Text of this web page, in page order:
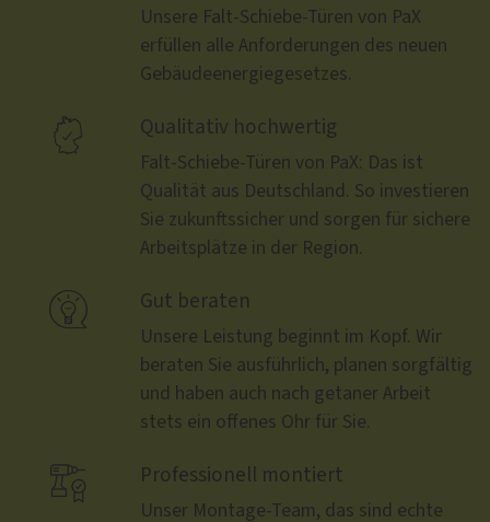
Unsere Falt-Schiebe-Türen von PaX
erfüllen alle Anforderungen des neuen
Gebäudeenergiegesetzes.
 Qualitativ hochwertig
Falt-Schiebe-Türen von PaX: Das ist
Qualität aus Deutschland. So investieren
Sie zukunftssicher und sorgen für sichere
Arbeitsplätze in der Region.
 Gut beraten
Unsere Leistung beginnt im Kopf. Wir
beraten Sie ausführlich, planen sorgfältig
und haben auch nach getaner Arbeit
stets ein offenes Ohr für Sie.
 Professionell montiert
Unser Montage-Team, das sind echte